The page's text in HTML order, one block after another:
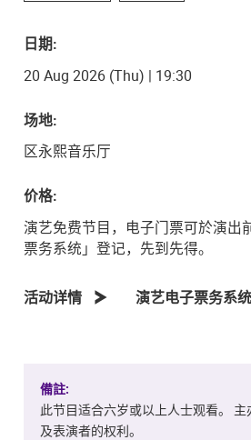
日期:
20 Aug 2026 (Thu) | 19:30
场地:
区永熙音乐厅
价格:
演艺免费节目，电子门票可於演出
票务系统」登记，先到先得。
活动详情 演艺电子票务系统
備註:
此节目适合六岁或以上人士观看。
及表演者的权利。